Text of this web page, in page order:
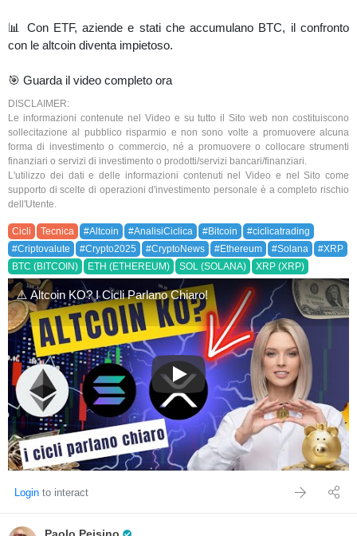
📊 Con ETF, aziende e stati che accumulano BTC, il confronto
con le altcoin diventa impietoso.
🎯 Guarda il video completo ora
DISCLAIMER:
Le informazioni contenute nel Video e su tutto il Sito web non costituiscono
sollecitazione al pubblico risparmio e non sono volte a promuovere alcuna
forma di investimento o commercio, né a promuovere o collocare strumenti
finanziari o servizi di investimento o prodotti/servizi bancari/finanziari.
L'utilizzo dei dati e delle informazioni contenuti nel Video e nel Sito come
supporto di scelte di operazioni d'investimento personale è a completo rischio
dell'Utente.
Cicli Tecnica #Altcoin #AnalisiCiclica #Bitcoin
#ciclicatrading
#Criptovalute
#Crypto2025 #CryptoNews #Ethereum #Solana
#XRP
BTC (BITCOIN)
ETH (ETHEREUM) SOL (SOLANA) XRP (XRP)
⚠️ Altcoin KO? I Cicli Parlano Chiaro!
⚠️ Altcoin KO? I Cicli Parlano
Login to interact
Paolo Peisino